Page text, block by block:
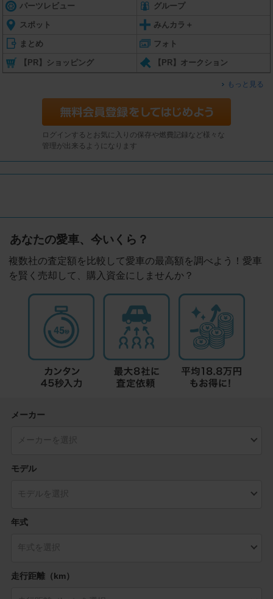
パーツレビュー グループ
スポット みんカラ＋
まとめ フォト
【PR】ショッピング 【PR】オークション
もっと見る
ログインするとお気に入りの保存や燃費記録など様々な
管理が出来るようになります
あなたの愛車、今いくら？
複数社の査定額を比較して愛車の最高額を調べよう！愛車
を賢く売却して、購入資金にしませんか？
メーカー
モデル
年式
走行距離（km）